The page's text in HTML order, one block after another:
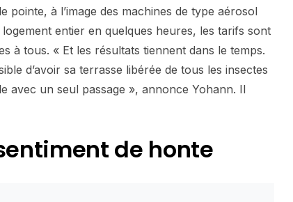
pointe, à l’image des machines de type aérosol
entier en quelques heures, les tarifs sont
à tous. « Et les résultats tiennent dans le temps.
d’avoir sa terrasse libérée de tous les insectes
avec un seul passage », annonce Yohann. Il
de honte